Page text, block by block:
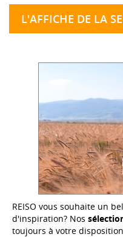
L'AFFICHE DE LA
REISO vous souhaite un
d'inspiration? Nos
toujours à votre